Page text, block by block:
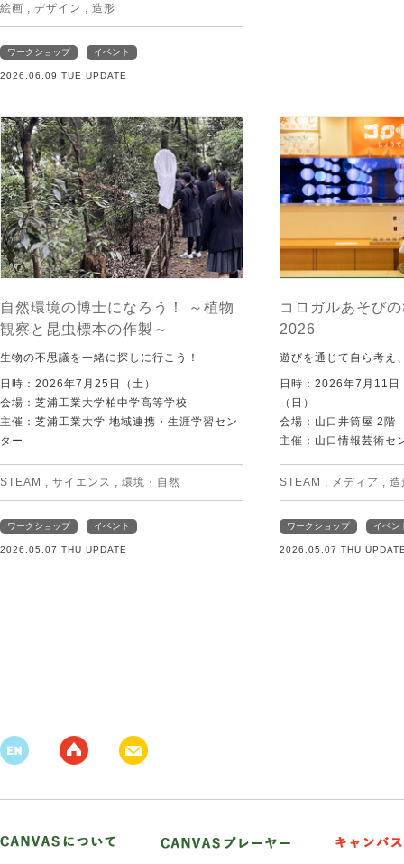
絵画 デザイン 造形
ワークショップ イベント
2026.06.09 TUE UPDATE
自然環境の博士になろう！ ～植物
観察と昆虫標本の作製～
生物の不思議を一緒に探しに行こう！
日時：2026年7月25日（土）
会場：芝浦工業大学柏中学高等学校
主催：芝浦工業大学 地域連携・生涯学習セン
ター
STEAM サイエンス 環境・自然
ワークショップ イベント
2026.05.07 THU UPDATE
コロガルあそび
2026
遊びを通じて自ら考え
日時：2026年7月11
（日）
会場：山口井筒屋 2階
主催：山口情報芸術セ
STEAM メディア 造
ワークショップ イベン
2026.05.07 THU